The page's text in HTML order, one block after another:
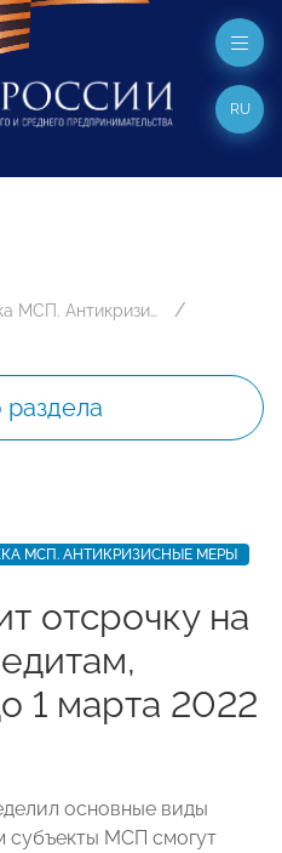
RU
Поддержка МСП. Антикризисные меры
МСП. АНТИКРИЗИСНЫЕ МЕРЫ
отсрочку на
1 марта 2022
основные виды
субъекты МСП смогут